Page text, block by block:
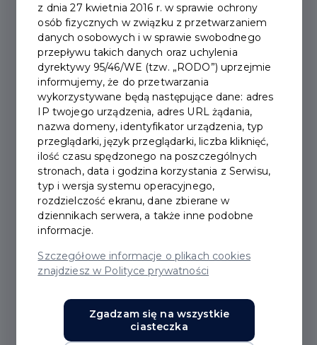
Na terenie Miasta Pruszcz Gdański istnieje sieć
defibrylatorów, które mogą zostać użyte w
sytuacji zagrożeń życia i zdrowia podczas
nieszczęśliwych zdarzeń nagłego zatrzymania
krążenia.
Co to jest defibrylator?
Defibrylatory serca to nowoczesne i niezawodne
urządzenia, które poprzez specjalny program
poprowadzą ratującego przez cały proces ratunkowy.
Kto może użyć defibrylatora?
Dawniej defibrylacją mogła zajmować się tylko osoba
z wykształceniem medycznym, obecnie mamy do
czynienia z urządzeniami, które może obsługiwać
zdarzenia z nagłym zatrzymaniem krążenia.
z dnia 27 kwietnia 2016 r. w sprawie ochrony
osób fizycznych w związku z przetwarzaniem
danych osobowych i w sprawie swobodnego
przepływu takich danych oraz uchylenia
dyrektywy 95/46/WE (tzw. „RODO”) uprzejmie
informujemy, że do przetwarzania
wykorzystywane będą następujące dane: adres
IP twojego urządzenia, adres URL żądania,
nazwa domeny, identyfikator urządzenia, typ
przeglądarki, język przeglądarki, liczba kliknięć,
ilość czasu spędzonego na poszczególnych
stronach, data i godzina korzystania z Serwisu,
typ i wersja systemu operacyjnego,
rozdzielczość ekranu, dane zbierane w
dziennikach serwera, a także inne podobne
informacje.
Szczegółowe informacje o plikach cookies
znajdziesz w Polityce prywatności
Zgadzam się na wszystkie
ciasteczka